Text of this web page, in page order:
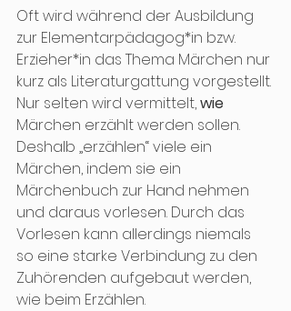
Oft wird während der Ausbildung
zur Elementarpädagog*in bzw.
Erzieher*in das Thema Märchen nur
kurz als Literaturgattung vorgestellt.
Nur selten wird vermittelt, wie
Märchen erzählt werden sollen.
Deshalb „erzählen“ viele ein
Märchen, indem sie ein
Märchenbuch zur Hand nehmen
und daraus vorlesen. Durch das
Vorlesen kann allerdings niemals
so eine starke Verbindung zu den
Zuhörenden aufgebaut werden,
wie beim Erzählen.